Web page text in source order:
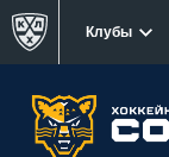
Клубы